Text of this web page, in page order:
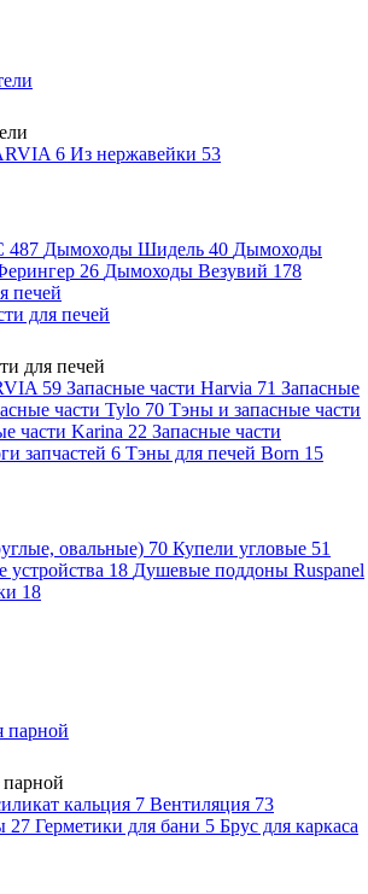
6 Из нержавейки 53
487 Дымоходы Шидель 40 Дымоходы
26 Дымоходы Везувий 178
печей
для печей
для печей
59 Запасные части Harvia 71 Запасные
части Tylo 70 Тэны и запасные части
части Karina 22 Запасные части
запчастей 6 Тэны для печей Born 15
овальные) 70 Купели угловые 51
18 Душевые поддоны Ruspanel
18
парной
кальция 7 Вентиляция 73
27 Герметики для бани 5 Брус для каркаса